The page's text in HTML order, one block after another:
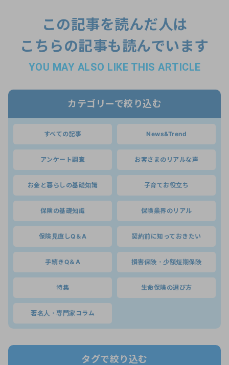
この記事を読んだ人は
こちらの記事も読んでいます
YOU MAY ALSO LIKE THIS ARTICLE
カテゴリーで絞り込む
すべての記事 News&Trend
アンケート調査 お客さまのリアルな声
お金と暮らしの基礎知識 子育てお役立ち
保険の基礎知識 保険業界のリアル
保険見直しQ＆A 契約前に知っておきたい
手続きQ＆A 損害保険・少額短期保険
特集 生命保険の選び方
著名人・専門家コラム
タグで絞り込む